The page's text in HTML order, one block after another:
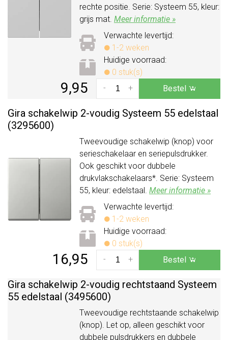
rechte positie. Serie: Systeem 55, kleur:
grijs mat. Meer informatie »
Verwachte levertijd:
1-2 weken
Huidige voorraad:
0 stuk(s)
9,95 +
- Bestel
Gira schakelwip 2-voudig Systeem 55 edelstaal
(3295600)
Tweevoudige schakelwip (knop) voor
serieschakelaar en seriepulsdrukker.
Ook geschikt voor dubbele
drukvlakschakelaars*. Serie: Systeem
55, kleur: edelstaal. Meer informatie »
Verwachte levertijd:
1-2 weken
Huidige voorraad:
0 stuk(s)
16,95 +
- Bestel
Gira schakelwip 2-voudig rechtstaand Systeem
55 edelstaal (3495600)
Tweevoudige rechtstaande schakelwip
(knop). Let op, alleen geschikt voor
dubbele pulsdrukkers en dubbele